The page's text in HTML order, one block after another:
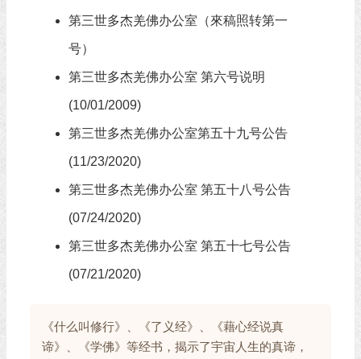
第三世多杰羌佛办公室（來稿照转第一
号）
第三世多杰羌佛办公室 第六号说明
(10/01/2009)
第三世多杰羌佛办公室第五十九号公告
(11/23/2020)
第三世多杰羌佛办公室 第五十八号公告
(07/24/2020)
第三世多杰羌佛办公室 第五十七号公告
(07/21/2020)
《什么叫修行》、《了义经》、《藉心经说真
谛》、《学佛》等经书，揭示了宇宙人生的真谛，